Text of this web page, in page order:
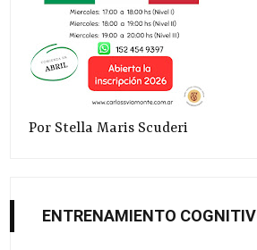
Por Stella Maris Scuderi
ENTRENAMIENTO